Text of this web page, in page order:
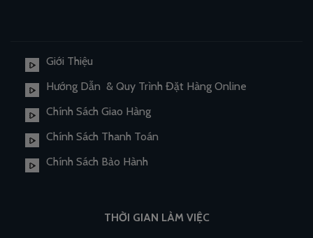
Giới Thiệu
Hướng Dẫn & Quy Trình Đặt Hàng Online
Chính Sách Giao Hàng
Chính Sách Thanh Toán
Chính Sách Bảo Hành
THỜI GIAN LÀM VIỆC